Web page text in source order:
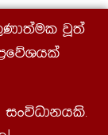
jQ;a